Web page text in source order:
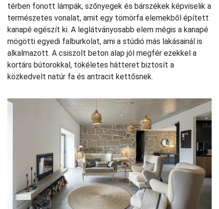
térben fonott lámpák, szőnyegek és bárszékek képviselik a
természetes vonalat, amit egy tömörfa elemekből épített
kanapé egészít ki. A leglátványosabb elem mégis a kanapé
mögötti egyedi falburkolat, ami a stúdió más lakásainál is
alkalmazott. A csiszolt beton alap jól megfér ezekkel a
kortárs bútorokkal, tökéletes hátteret biztosít a
közkedvelt natúr fa és antracit kettősnek.